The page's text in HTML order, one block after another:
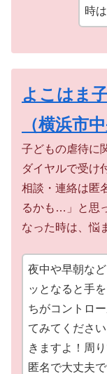
時
よこはま
（横浜市
子どもの虐待に
ダイヤルで受け
相談・連絡は匿
るかも…」と思
なった時は、悩
夜中や早朝な
ッとなると手
ちがコントロ
てみてくださ
きますよ！周
匿名で大丈夫